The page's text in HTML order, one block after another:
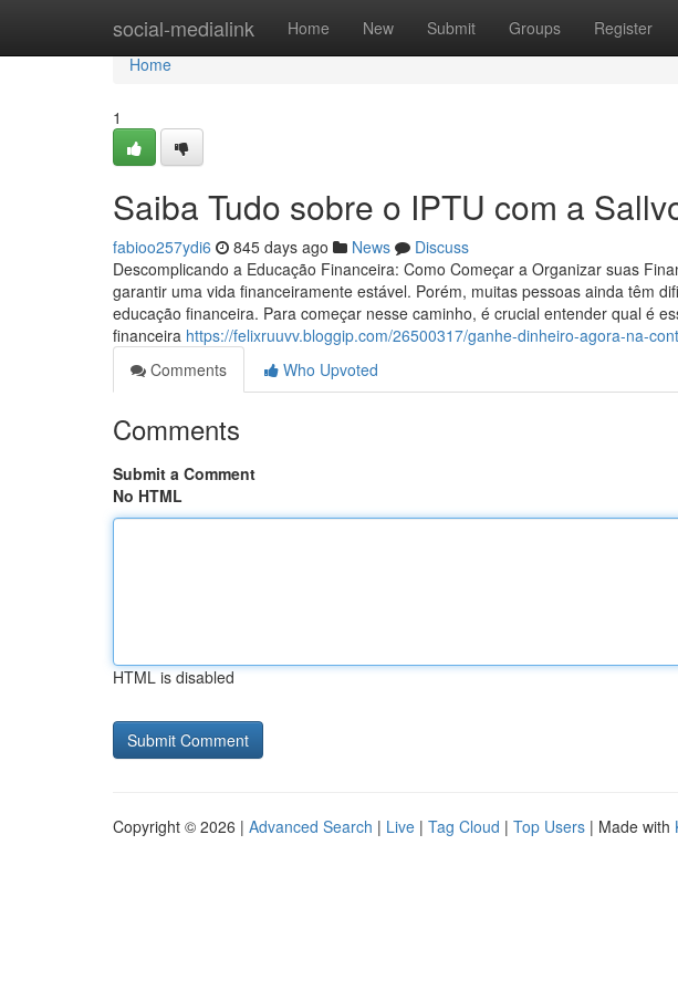
social-medialink Home New Submit Groups Register
Home
Home
1
Saiba Tudo sobre o IPTU com a
fabioo257ydi6 845 days ago News
Discuss
Descomplicando a Educação Financeira: Como Começar a Organizar suas
garantir uma vida financeiramente estável. Porém, muitas pessoas ainda têm
educação financeira. Para começar nesse caminho, é crucial entender qual é
financeira https://felixruuvv.bloggip.com/26500317/ganhe-dinheiro-agora-na-
Comments
Who Upvoted
Comments
Submit a Comment
No HTML
HTML is disabled
Copyright © 2026 | Advanced Search | Live | Tag Cloud | Top Users | Made with